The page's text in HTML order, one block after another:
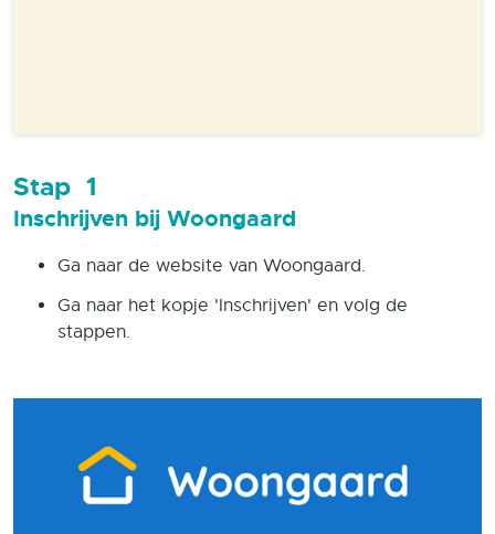
Stap 1
Inschrijven bij Woongaard
Ga naar de website van Woongaard.
Ga naar het kopje 'Inschrijven' en volg de
stappen.